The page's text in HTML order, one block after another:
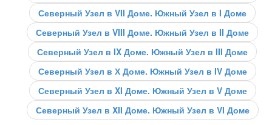
Северный Узел в VII Доме. Южный Узел в I Доме
Северный Узел в VIII Доме. Южный Узел в II Доме
Северный Узел в IX Доме. Южный Узел в III Доме
Северный Узел в Х Доме. Южный Узел в IV Доме
Северный Узел в XI Доме. Южный Узел в V Доме
Северный Узел в XII Доме. Южный Узел в VI Доме